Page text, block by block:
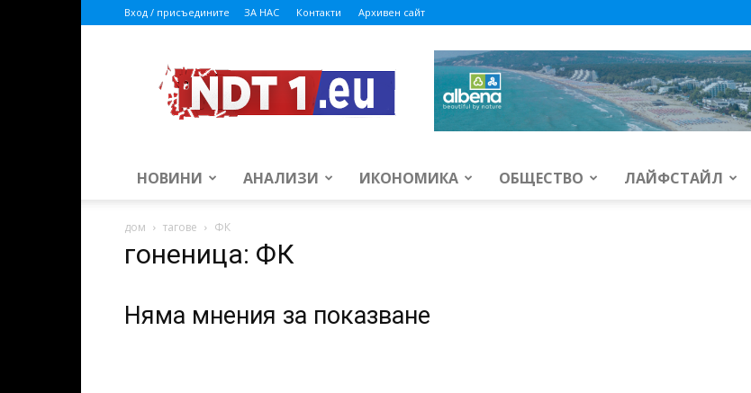
Вход / присъедините ЗА НАС Контакти Архивен сайт
НОВИНИ АНАЛИЗИ ИКОНОМИКА ОБЩЕСТВО ЛАЙФСТАЙЛ
дом тагове ФК
гоненица: ФК
Няма мнения за показване